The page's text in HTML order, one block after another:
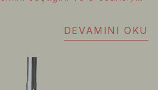
DEVAMINI OKU